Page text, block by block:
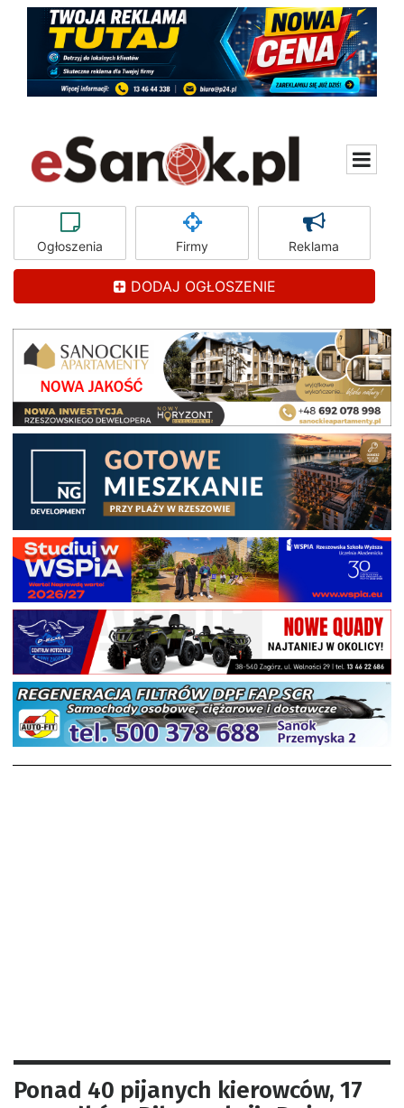
Ogłoszenia Firmy Reklama
DODAJ OGŁOSZENIE
Ponad 40 pijanych kierowców, 17